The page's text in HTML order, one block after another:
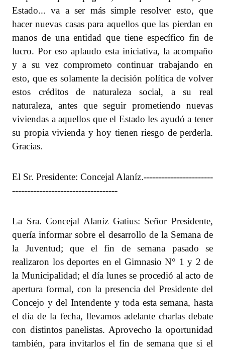
Estado... va a ser más simple resolver esto, que
hacer nuevas casas para aquellos que las pierdan en
manos de una entidad que tiene específico fin de
lucro. Por eso aplaudo esta iniciativa, la acompaño
y a su vez comprometo continuar trabajando en
esto, que es solamente la decisión política de volver
estos créditos de naturaleza social, a su real
naturaleza, antes que seguir prometiendo nuevas
viviendas a aquellos que el Estado les ayudó a tener
su propia vivienda y hoy tienen riesgo de perderla.
Gracias.
El Sr. Presidente: Concejal Alaníz.-----------------------
-----------------------------------
La Sra. Concejal Alaníz Gatius: Señor Presidente,
quería informar sobre el desarrollo de la Semana de
la Juventud; que el fin de semana pasado se
realizaron los deportes en el Gimnasio N° 1 y 2 de
la Municipalidad; el día lunes se procedió al acto de
apertura formal, con la presencia del Presidente del
Concejo y del Intendente y toda esta semana, hasta
el día de la fecha, llevamos adelante charlas debate
con distintos panelistas. Aprovecho la oportunidad
también, para invitarlos el fin de semana que si el